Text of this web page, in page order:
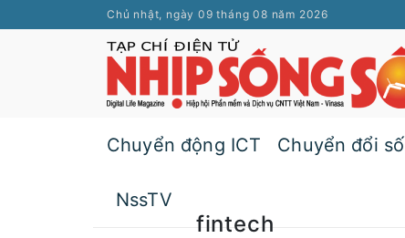
Chủ nhật, ngày 09 tháng 08 năm 2026
Chuyển động ICT Chuyển đổi số
NssTV
fintech